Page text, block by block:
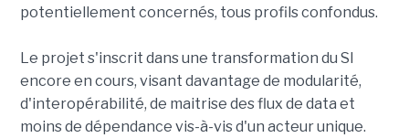
potentiellement concernés, tous profils confondus.
Le projet s'inscrit dans une transformation du SI
encore en cours, visant davantage de modularité,
d'interopérabilité, de maitrise des flux de data et
moins de dépendance vis-à-vis d'un acteur unique.